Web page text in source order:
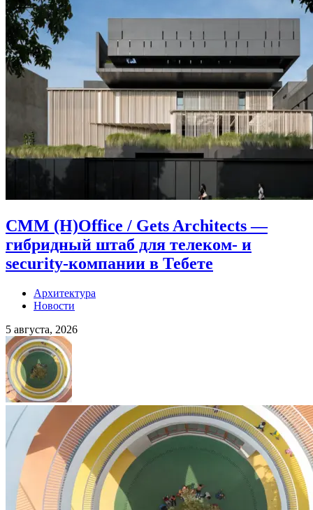
CMM (H)Office / Gets Architects —
гибридный штаб для телеком- и
security-компании в Тебете
Архитектура
Новости
5 августа, 2026